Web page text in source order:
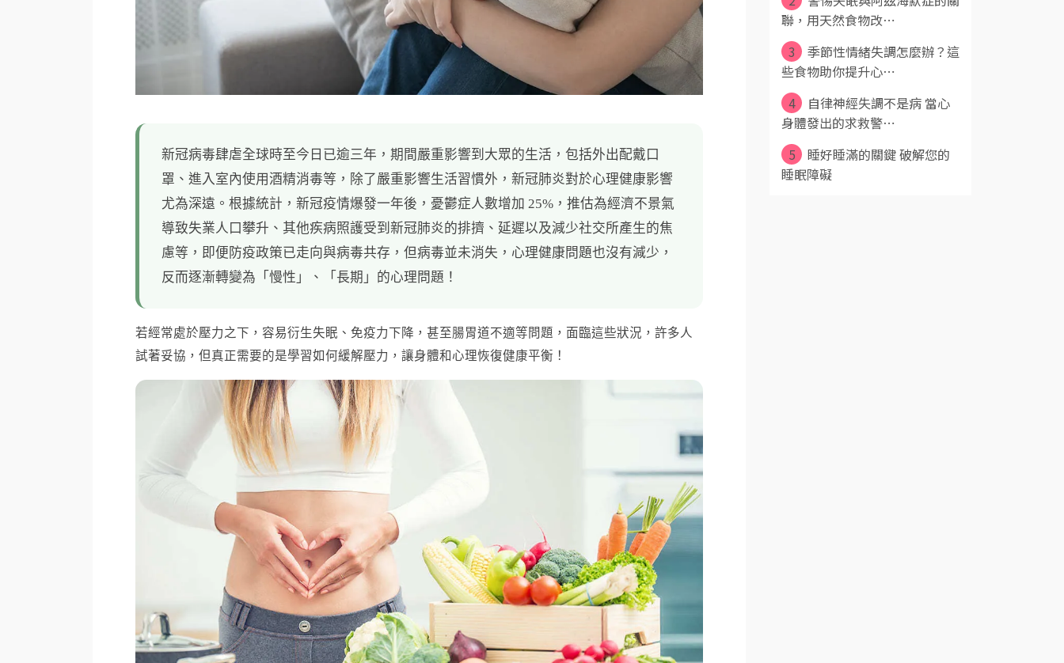
新冠病毒肆虐全球時至今日已逾三年，期間嚴重影響到大眾的生活，包括外出配戴口
罩、進入室內使用酒精消毒等，除了嚴重影響生活習慣外，新冠肺炎對於心理健康影響
尤為深遠。根據統計，新冠疫情爆發一年後，憂鬱症人數增加 25%，推估為經濟不景氣
導致失業人口攀升、其他疾病照護受到新冠肺炎的排擠、延遲以及減少社交所產生的焦
慮等，即便防疫政策已走向與病毒共存，但病毒並未消失，心理健康問題也沒有減少，
反而逐漸轉變為「慢性」、「長期」的心理問題！
若經常處於壓力之下，容易衍生失眠、免疫力下降，甚至腸胃道不適等問題，面臨這些狀況，許多人
試著妥協，但真正需要的是學習如何緩解壓力，讓身體和心理恢復健康平衡！
聯，用天然食物改⋯
3
季節性情緒失調怎麼辦？這
些食物助你提升心⋯
4
自律神經失調不是病 當心
身體發出的求救警⋯
5
睡好睡滿的關鍵 破解您的
睡眠障礙